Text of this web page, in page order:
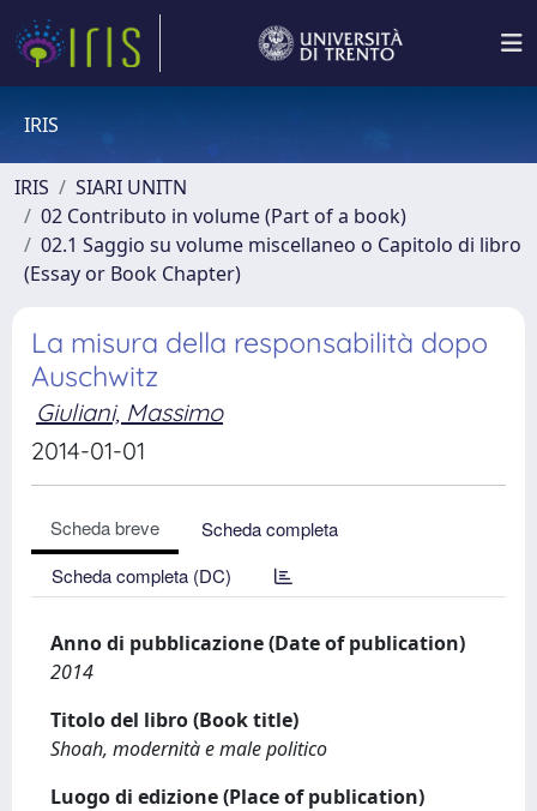
IRIS
IRIS
SIARI UNITN
02 Contributo in volume (Part of a book)
02.1 Saggio su volume miscellaneo o Capitolo di libro
(Essay or Book Chapter)
La misura della responsabilità dopo
Auschwitz
Giuliani, Massimo
2014-01-01
Scheda breve
Scheda completa
Scheda completa (DC)
Anno di pubblicazione (Date of publication)
2014
Titolo del libro (Book title)
Shoah, modernità e male politico
Luogo di edizione (Place of publication)